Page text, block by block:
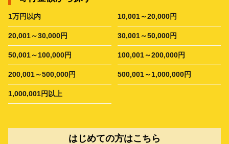
1万円以内 10,001～20,000円
20,001～30,000円 30,001～50,000円
50,001～100,000円 100,001～200,000円
200,001～500,000円 500,001～1,000,000円
1,000,001円以上
はじめての方はこちら